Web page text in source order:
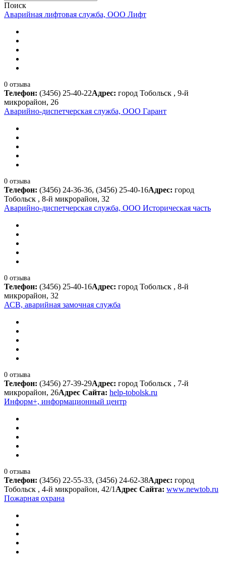
Поиск
Аварийная лифтовая служба, ООО Лифт
0 отзыва
Телефон: (3456) 25-40-22Адрес: город Тобольск , 9-й
микрорайон, 26
Аварийно-диспетчерская служба, ООО Гарант
0 отзыва
Телефон: (3456) 24-36-36, (3456) 25-40-16Адрес: город
Тобольск , 8-й микрорайон, 32
Аварийно-диспетчерская служба, ООО Историческая часть
0 отзыва
Телефон: (3456) 25-40-16Адрес: город Тобольск , 8-й
микрорайон, 32
АСВ, аварийная замочная служба
0 отзыва
Телефон: (3456) 27-39-29Адрес: город Тобольск , 7-й
микрорайон, 26Адрес Сайта: help-tobolsk.ru
Информ+, информационный центр
0 отзыва
Телефон: (3456) 22-55-33, (3456) 24-62-38Адрес: город
Тобольск , 4-й микрорайон, 42/1 Адрес Сайта: www.newtob.ru
Пожарная охрана